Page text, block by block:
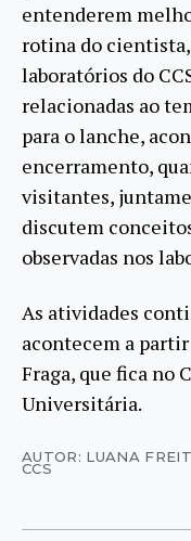
entenderem
rotina do
laboratórios do
relacionadas ao
para o lanche,
encerramento,
visitantes,
discutem
observadas nos
As atividades
acontecem a
Fraga, que fica no
Universitária.
AUTOR: LUANA
CCS